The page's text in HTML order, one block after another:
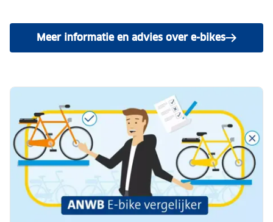
Meer informatie en advies over e-bikes